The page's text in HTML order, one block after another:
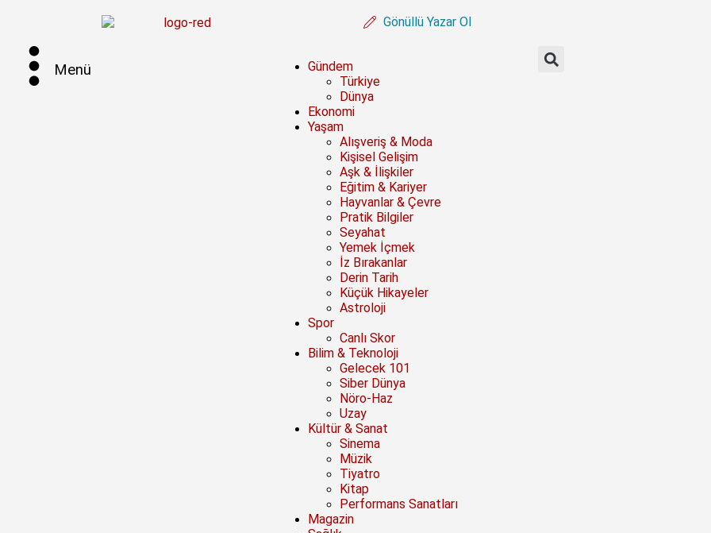
Gönüllü Yazar Ol
Menü
Gündem
Türkiye
Dünya
Ekonomi
Yaşam
Alışveriş & Moda
Kişisel Gelişim
Aşk & İlişkiler
Eğitim & Kariyer
Hayvanlar & Çevre
Pratik Bilgiler
Seyahat
Yemek İçmek
İz Bırakanlar
Derin Tarih
Küçük Hikayeler
Astroloji
Spor
Canlı Skor
Bilim & Teknoloji
Gelecek 101
Siber Dünya
Nöro-Haz
Uzay
Kültür & Sanat
Sinema
Müzik
Tiyatro
Kitap
Performans Sanatları
Magazin